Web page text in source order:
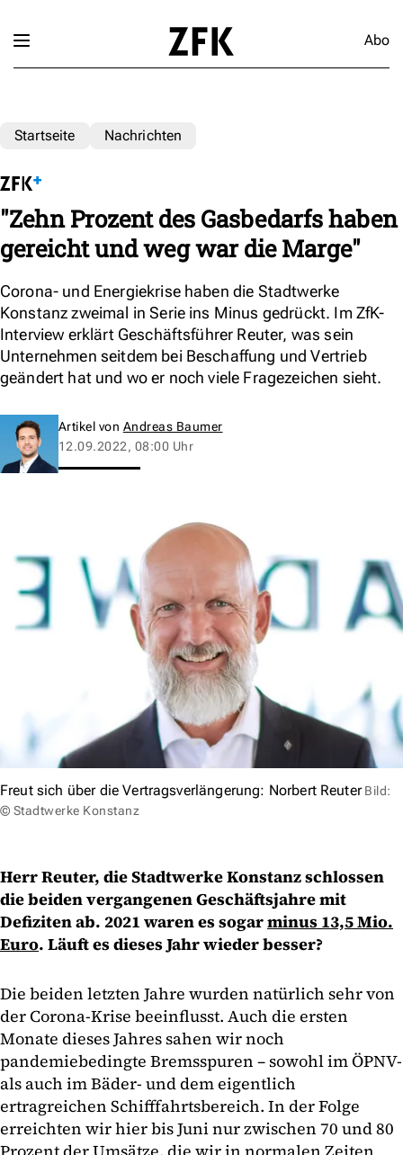
Abo
Startseite Nachrichten
"Zehn Prozent des Gasbedarfs haben
gereicht und weg war die Marge"
Corona- und Energiekrise haben die Stadtwerke
Konstanz zweimal in Serie ins Minus gedrückt. Im ZfK-
Interview erklärt Geschäftsführer Reuter, was sein
Unternehmen seitdem bei Beschaffung und Vertrieb
geändert hat und wo er noch viele Fragezeichen sieht.
Artikel von Andreas Baumer
12.09.2022, 08:00 Uhr
Freut sich über die Vertragsverlängerung: Norbert Reuter Bild:
© Stadtwerke Konstanz
Herr Reuter, die Stadtwerke Konstanz schlossen
die beiden vergangenen Geschäftsjahre mit
Defiziten ab. 2021 waren es sogarminus 13,5 Mio.
Euro. Läuft es dieses Jahr wieder besser?
Die beiden letzten Jahre wurden natürlich sehr von
der Corona-Krise beeinflusst. Auch die ersten
Monate dieses Jahres sahen wir noch
pandemiebedingte Bremsspuren – sowohl im ÖPNV-
als auch im Bäder- und dem eigentlich
ertragreichen Schifffahrtsbereich. In der Folge
erreichten wir hier bis Juni nur zwischen 70 und 80